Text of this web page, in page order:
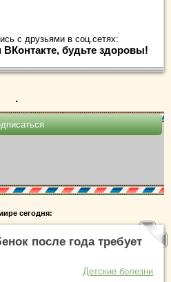
с друзьями в соц.сетях:
будьте здоровы!
.
сегодня:
после года требует
Детские болезни